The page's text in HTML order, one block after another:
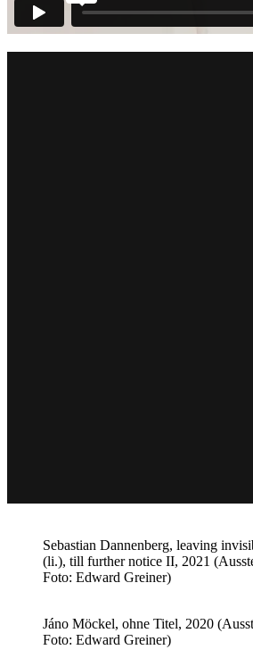
Sebastian Dannenberg, leaving
(li.), till further notice II, 2021
Foto: Edward Greiner)
Jáno Möckel, ohne Titel, 2020
Foto: Edward Greiner)